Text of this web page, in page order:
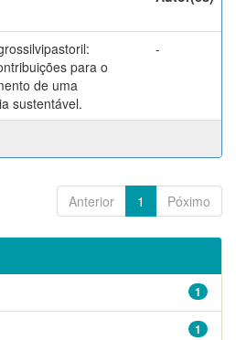
para o
de uma
sustentável.
-
Anterior 1 Póximo
1
1